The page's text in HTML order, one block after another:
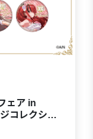
ェア in
コレクショ